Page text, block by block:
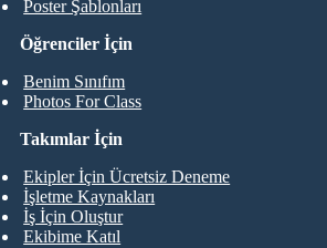
Öğrenciler İçin
Benim Sınıfım
Photos For Class
Poster Şablonları
Takımlar İçin
Ekipler İçin Ücretsiz Deneme
İşletme Kaynakları
İş İçin Oluştur
Ekibime Katıl